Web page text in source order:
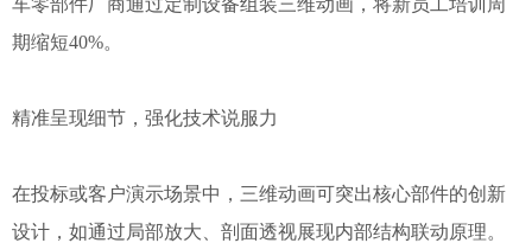
期缩短40%。
精准呈现细节，强化技术说服力
在投标或客户演示场景中，三维动画可突出核心部件的创新
设计，如通过局部放大、剖面透视展现内部结构联动原理。